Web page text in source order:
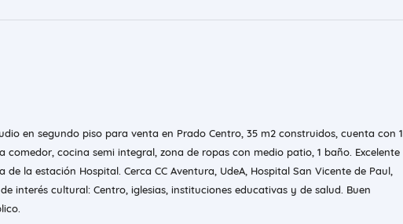
en segundo piso para venta en Prado Centro, 35 m2 construidos, cuenta con 1
comedor, cocina semi integral, zona de ropas con medio patio, 1 baño. Excelente
de la estación Hospital. Cerca CC Aventura, UdeA, Hospital San Vicente de Paul,
interés cultural: Centro, iglesias, instituciones educativas y de salud. Buen